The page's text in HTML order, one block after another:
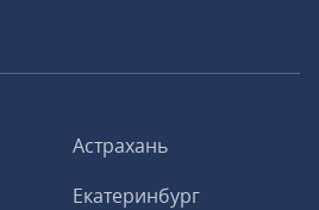
Астрахань
Екатеринбург